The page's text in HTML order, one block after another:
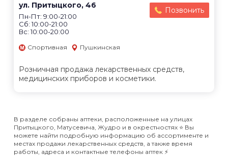
ул. Притыцкого, 46
Пн-Пт: 9:00-21:00
Сб: 10:00-21:00
Вс: 10:00-20:00
Позвонить
Спортивная Пушкинская
Розничная продажа лекарственных средств,
медицинских приборов и косметики.
В разделе собраны аптеки, расположенные на улицах
Притыцкого, Матусевича, Жудро и в окрестностях ⭐️ Вы
можете найти подробную информацию об ассортименте и
местах продажи лекарственных средств, а также время
работы, адреса и контактные телефоны аптек ⚡️